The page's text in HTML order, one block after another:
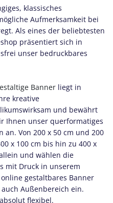
klassisches
Aufmerksamkeit bei
Als eines der beliebtesten
präsentiert sich in
unser bedruckbares
Banner liegt in
kreative
und bewährt
Ihnen unser querformatiges
an. Von 200 x 50 cm und 200
x 100 cm bis hin zu 400 x
und wählen die
mit Druck in unserem
gestaltbares Banner
Außenbereich ein.
flexibel.